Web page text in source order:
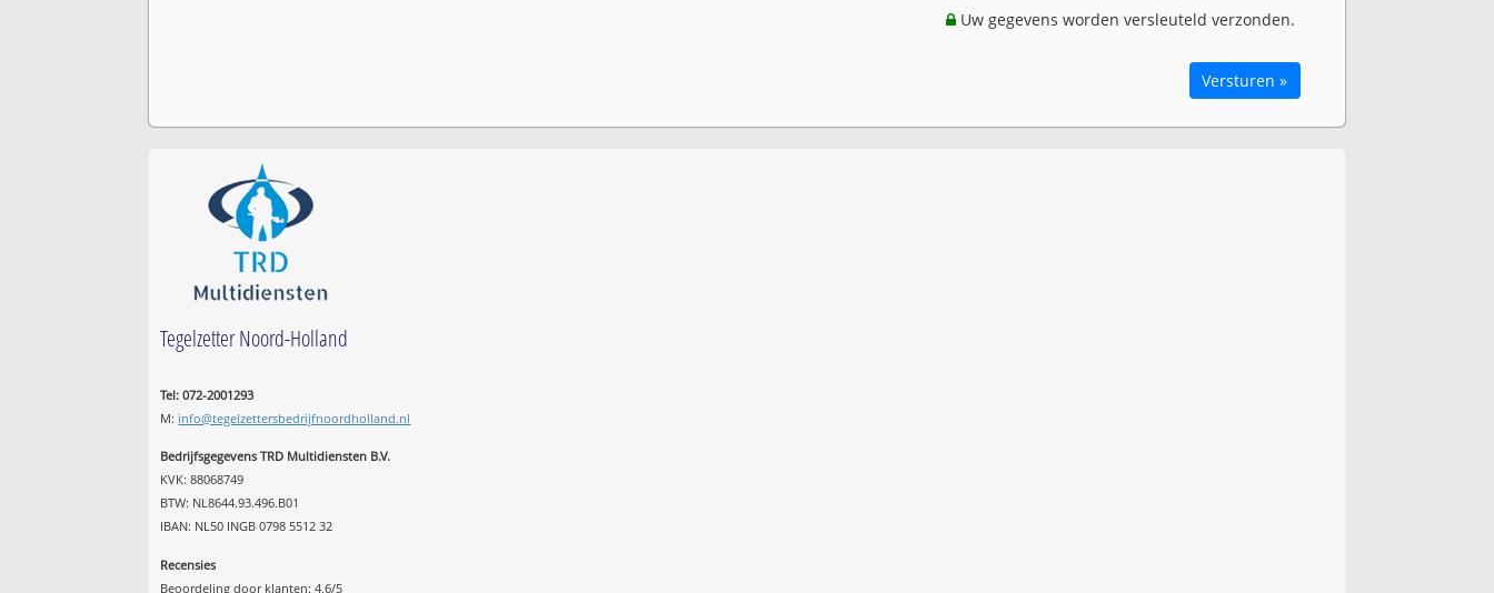
Uw gegevens worden versleuteld verzonden.
Versturen »
Tegelzetter Noord-Holland
Tel: 072-2001293
M: info@tegelzettersbedrijfnoordholland.nl
Bedrijfsgegevens TRD Multidiensten B.V.
KVK: 88068749
BTW: NL8644.93.496.B01
IBAN: NL50 INGB 0798 5512 32
Recensies
Beoordeling door klanten:4,6/5